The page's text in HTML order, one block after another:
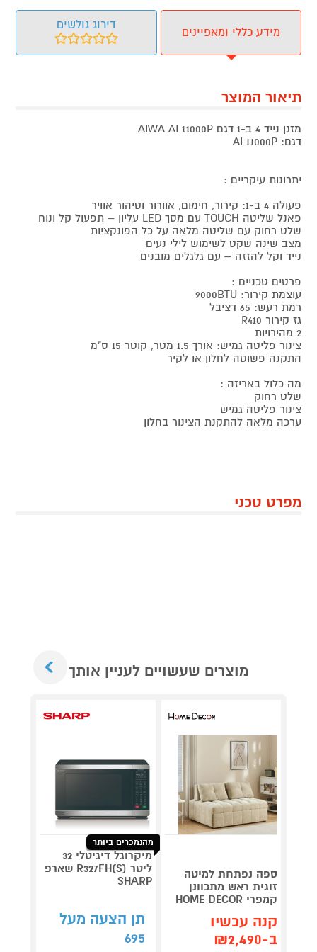
מידע כללי ומאפיינים
דירוג גולשים
תיאור המוצר
מזגן נייד 4 ב-1 דגם AIWA AI 11000P
דגם: AI 11000P
יתרונות עיקריים :
פעולה 4 ב-1: קירור, חימום, אוורור וטיהור אוויר
פאנל שליטה TOUCH עם מסך LED עליון – תפעול קל ונוח
שלט רחוק עם שליטה מלאה על כל הפונקציות
מצב שינה שקט לשימוש לילי נעים
נייד וקל להזזה – עם גלגלים מובנים
פרטים טכניים :
עוצמת קירור: 9000BTU
רמת רעש: 65 דציבל
גז קירור R410
2 מהירויות
צינור פליטה גמיש: אורך 1.5 מטר, קוטר 15 ס"מ
התקנה פשוטה לחלון או לקיר
מה כלול באריזה :
שלט רחוק
צינור פליטה גמיש
ערכה מלאה להתקנת הצינור בחלון
מפרט טכני
מוצרים שעשויים לעניין אותך
ספה נפתחת למיטה
זוגית ראש מתכוונן
קמפרי HOME DECOR
קנה עכשיו
ב-₪2,490
מהנמכרים ביותר
מיקרוגל דיגיטלי 32
ליטר R327FH(S) שארפ
SHARP
תן הצעה מעל
695